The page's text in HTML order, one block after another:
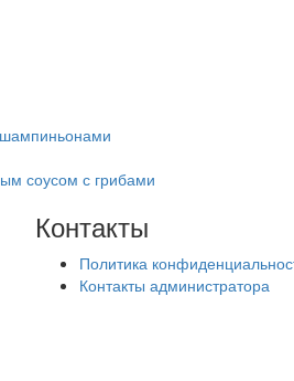
соусом с грибами
Контакты
Политика
Контакты администратора